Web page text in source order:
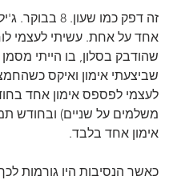
זה דפק כמו שעון. 8
אחד על אחת. עשיתי לעצמי
שהודבק בסלון, בו הייתי מסמן
שביצעתי אימון ואיקס
לעצמי לפספס אימון אחד
משלמים על שניים) ובחודש
אימון אחד בלבד.
כאשר הנסיבות היו גורמות